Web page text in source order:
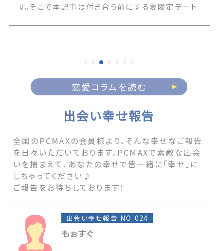
す。そこで本記事は付き合う前にする夏限定デート
最適解なのかを徹底解説。さらに花火大会やナイト
見の完全ガイドです！ The post 【付き合う前のデ
則 first appeared on 出会いマッチングサイト
PCMAX.
恋愛コラムを読む
出会い幸せ報告
全国のPCMAXの会員様より、そんな幸せなご報告
を日々いただいております。PCMAXで素敵な出会
いを捕まえて、あなたの幸せで皆一緒に「幸せ」に
しちゃってください♪
ご報告をお待ちしております！
出会い幸せ報告 NO.024
もぉすぐ